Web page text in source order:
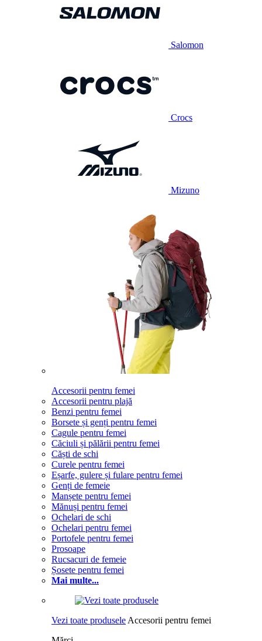
Salomon
Crocs
Mizuno
Accesorii pentru femei
Accesorii pentru plajă
Benzi pentru femei
Borsete și genți pentru femei
Cagule pentru femei
Căciuli și pălării pentru femei
Căști de schi
Curele pentru femei
Eșarfe, gulere și fulare pentru femei
Genți de femeie
Manșete pentru femei
Mănuși pentru femei
Ochelari de schi
Ochelari pentru femei
Portofele pentru femei
Prosoape
Rucsacuri de femeie
Șosete pentru femei
Mai multe...
Vezi toate produsele Accesorii pentru femei